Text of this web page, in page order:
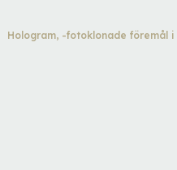
Hologram, -fotoklonade föremål